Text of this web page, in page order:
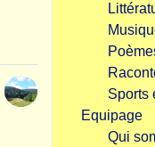
Sports
Equipage
Qui